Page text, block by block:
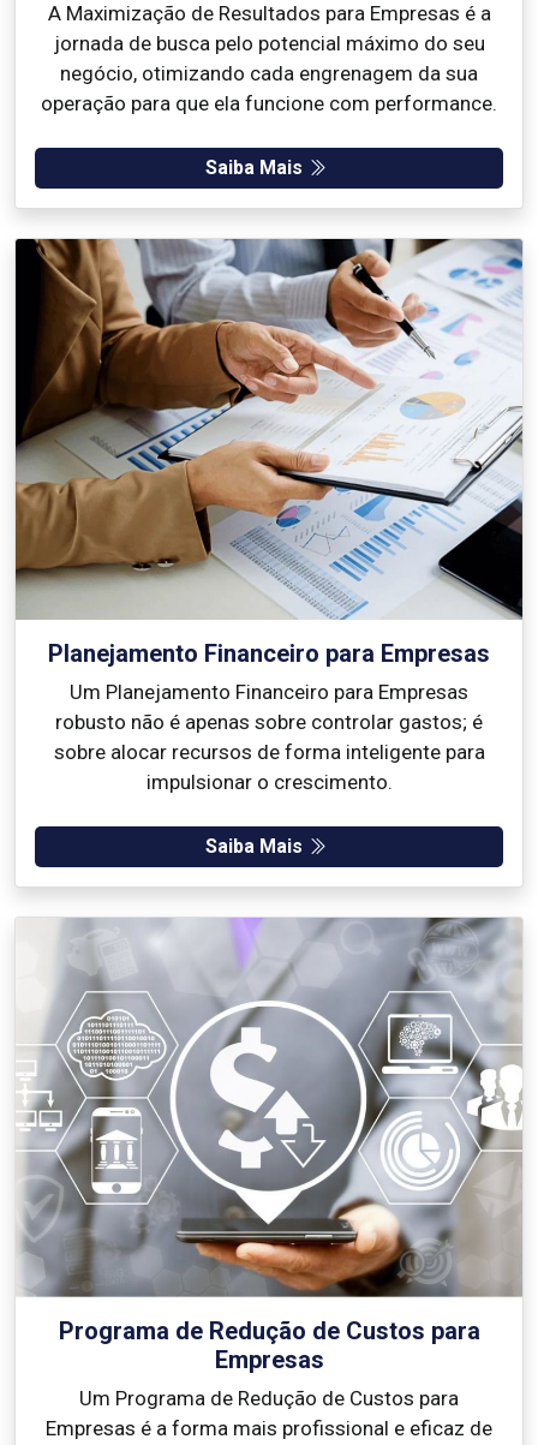
A Maximização de Resultados para Empresas é a
jornada de busca pelo potencial máximo do seu
negócio, otimizando cada engrenagem da sua
operação para que ela funcione com performance.
Saiba Mais
Planejamento Financeiro para Empresas
Um Planejamento Financeiro para Empresas
robusto não é apenas sobre controlar gastos; é
sobre alocar recursos de forma inteligente para
impulsionar o crescimento.
Saiba Mais
Programa de Redução de Custos para
Empresas
Um Programa de Redução de Custos para
Empresas é a forma mais profissional e eficaz de